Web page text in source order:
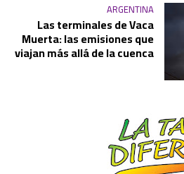
ARGENTINA
Las terminales de Vaca
Muerta: las emisiones que
viajan más allá de la cuenca